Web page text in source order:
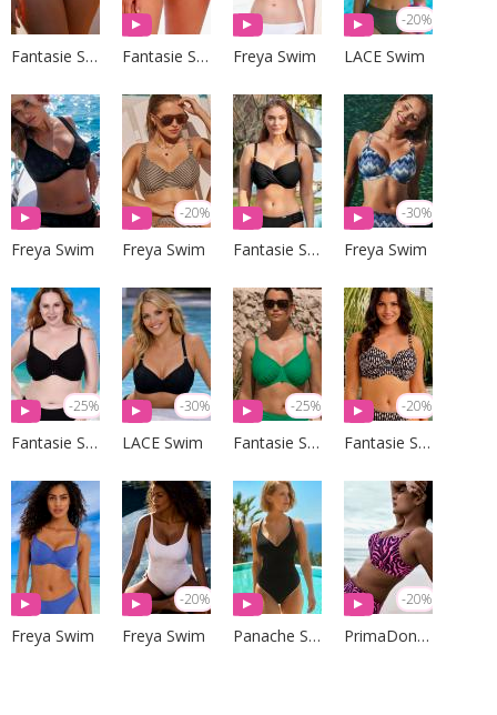
Fantasie Swim Fantasie Swim Freya Swim
-20%
LACE Swim
Freya Swim
-20%
Freya Swim Fantasie Swim
-30%
Freya Swim
-25%
Fantasie Swim
-30%
LACE Swim
-25%
Fantasie Swim
-20%
Fantasie Swim
Freya Swim
-20%
Freya Swim Panache Swim
-20%
PrimaDonna Swim